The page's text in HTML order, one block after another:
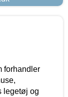
forhandler
legetøj og